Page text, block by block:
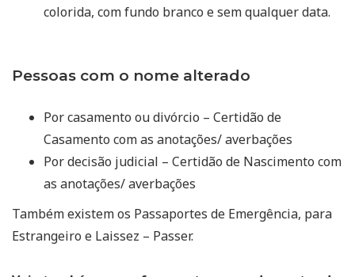
colorida, com fundo branco e sem qualquer data.
Pessoas com o nome alterado
Por casamento ou divórcio – Certidão de
Casamento com as anotações/ averbações
Por decisão judicial – Certidão de Nascimento com
as anotações/ averbações
Também existem os Passaportes de Emergência, para
Estrangeiro e Laissez – Passer.